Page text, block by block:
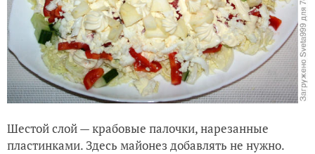
Шестой слой — крабовые палочки, нарезанные
пластинками. Здесь майонез добавлять не нужно.